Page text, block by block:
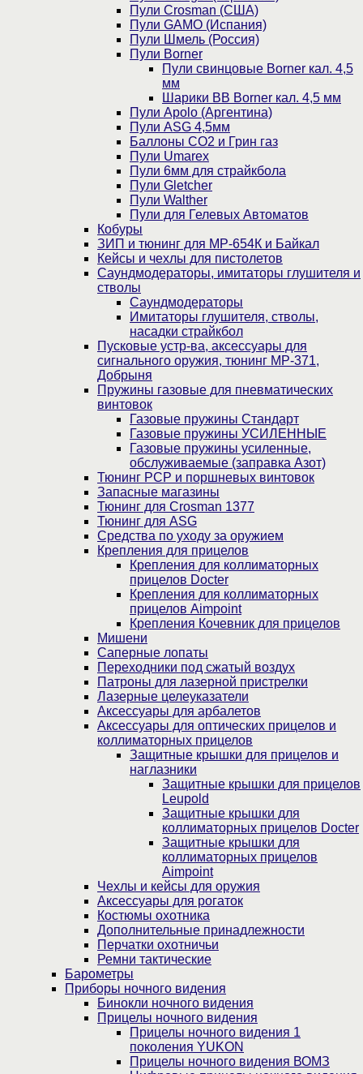
Пули Crosman (США)
Пули GAMO (Испания)
Пули Шмель (Россия)
Пули Borner
Пули свинцовые Borner кал. 4,5
мм
Шарики BB Borner кал. 4,5 мм
Пули Apolo (Аргентина)
Пули ASG 4,5мм
Баллоны CO2 и Грин газ
Пули Umarex
Пули 6мм для страйкбола
Пули Gletcher
Пули Walther
Пули для Гелевых Автоматов
Кобуры
ЗИП и тюнинг для МР-654К и Байкал
Кейсы и чехлы для пистолетов
Саундмодераторы, имитаторы глушителя и
стволы
Саундмодераторы
Имитаторы глушителя, стволы,
насадки страйкбол
Пусковые устр-ва, аксессуары для
сигнального оружия, тюнинг МР-371,
Добрыня
Пружины газовые для пневматических
винтовок
Газовые пружины Стандарт
Газовые пружины УСИЛЕННЫЕ
Газовые пружины усиленные,
обслуживаемые (заправка Азот)
Тюнинг PCP и поршневых винтовок
Запасные магазины
Тюнинг для Crosman 1377
Тюнинг для ASG
Средства по уходу за оружием
Крепления для прицелов
Крепления для коллиматорных
прицелов Docter
Крепления для коллиматорных
прицелов Aimpoint
Крепления Кочевник для прицелов
Мишени
Саперные лопаты
Переходники под сжатый воздух
Патроны для лазерной пристрелки
Лазерные целеуказатели
Аксессуары для арбалетов
Аксессуары для оптических прицелов и
коллиматорных прицелов
Защитные крышки для прицелов и
наглазники
Защитные крышки для прицелов
Leupold
Защитные крышки для
коллиматорных прицелов Docter
Защитные крышки для
коллиматорных прицелов
Aimpoint
Чехлы и кейсы для оружия
Аксессуары для рогаток
Костюмы охотника
Дополнительные принадлежности
Перчатки охотничьи
Ремни тактические
Барометры
Приборы ночного видения
Бинокли ночного видения
Прицелы ночного видения
Прицелы ночного видения 1
поколения YUKON
Прицелы ночного видения ВОМЗ